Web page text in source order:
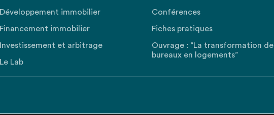
Développement immobilier
Financement immobilier
Investissement et arbitrage
Le Lab
Conférences
Fiches pratiques
Ouvrage : “La transformation de
bureaux en logements”